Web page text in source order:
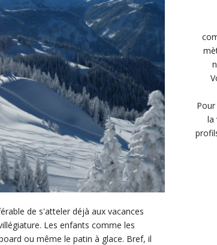
de s'atteler déjà aux vacances
Les enfants comme les
ou même le patin à glace. Bref, il
la